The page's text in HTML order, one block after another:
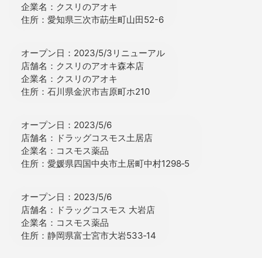
企業名：クスリのアオキ
住所：愛知県三次市莇生町山田52-6
オープン日：2023/5/3リニューアル
店舗名：クスリのアオキ森本店
企業名：クスリのアオキ
住所：石川県金沢市吉原町ホ210
オープン日：2023/5/6
店舗名：ドラッグコスモス土居店
企業名：コスモス薬品
住所：愛媛県四国中央市土居町中村1298‐5
オープン日：2023/5/6
店舗名：ドラッグコスモス 大岩店
企業名：コスモス薬品
住所：静岡県富士宮市大岩533‐14